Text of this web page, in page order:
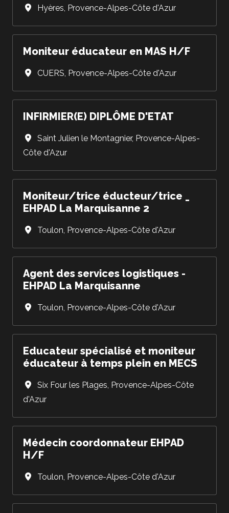
Hyères, Provence-Alpes-Côte d'Azur
Moniteur éducateur en MAS H/F
CUERS, Provence-Alpes-Côte d'Azur
INFIRMIER(E) DIPLÔME D'ETAT
Saint Julien le Montagnier, Provence-Alpes-
Côte d'Azur
Moniteur/trice éducteur/trice _
EHPAD La Marquisanne 2
Toulon, Provence-Alpes-Côte d'Azur
Agent des services logistiques -
EHPAD La Marquisanne
Toulon, Provence-Alpes-Côte d'Azur
Educateur spécialisé et moniteur
éducateur à temps plein en MECS
Six Four les Plages, Provence-Alpes-Côte
d'Azur
Médecin coordonnateur EHPAD
H/F
Toulon, Provence-Alpes-Côte d'Azur